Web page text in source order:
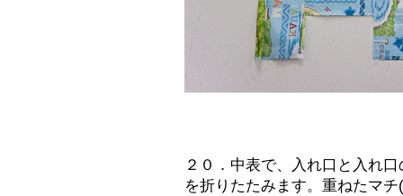
２０．中表で、入れ口と入れ
を折りたたみます。重ねたマ